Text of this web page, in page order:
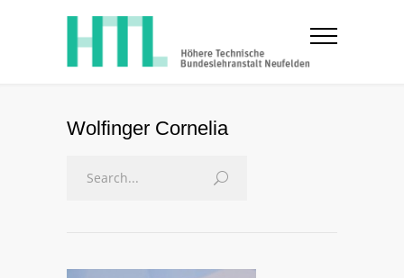
Wolfinger Cornelia